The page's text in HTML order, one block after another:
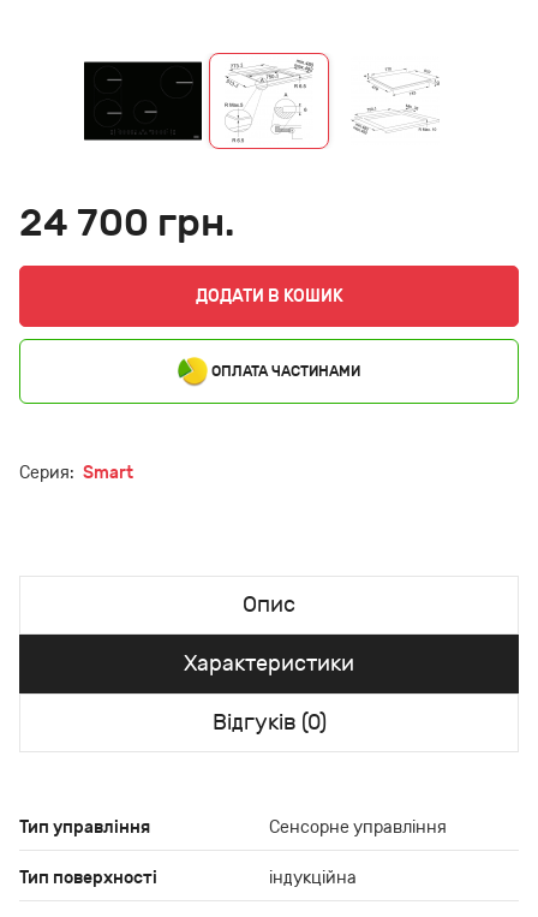
24 700 грн.
ДОДАТИ В КОШИК
ОПЛАТА ЧАСТИНАМИ
Серия: Smart
Опис
Характеристики
Відгуків (0)
Тип управління Сенсорне управління
Тип поверхності індукційна